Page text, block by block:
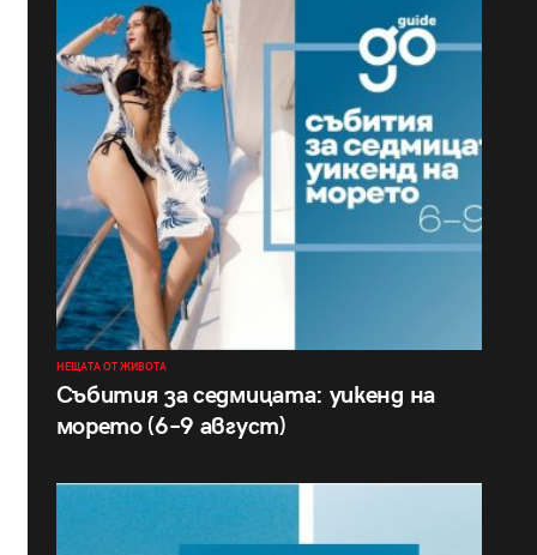
НЕЩАТА ОТ ЖИВОТА
Събития за седмицата: уикенд на
морето (6–9 август)